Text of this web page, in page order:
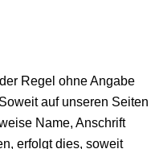
Regel ohne Angabe
auf unseren Seiten
Name, Anschrift
erfolgt dies, soweit